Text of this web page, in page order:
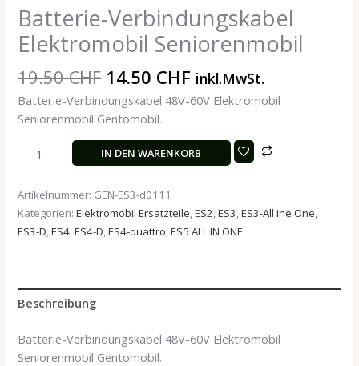
Batterie-Verbindungskabel
Elektromobil Seniorenmobil
19.50CHF 14.50 CHF inkl.MwSt.
Batterie-Verbindungskabel 48V-60V Elektromobil
Seniorenmobil Gentomobil.
IN DEN WARENKORB
Artikelnummer: GEN-ES3-d0111
Kategorien:Elektromobil Ersatzteile,ES2,ES3,ES3-All ine One,
ES3-D,ES4,ES4-D,ES4-quattro,ES5 ALL IN ONE
Beschreibung
Batterie-Verbindungskabel 48V-60V Elektromobil
Seniorenmobil Gentomobil.